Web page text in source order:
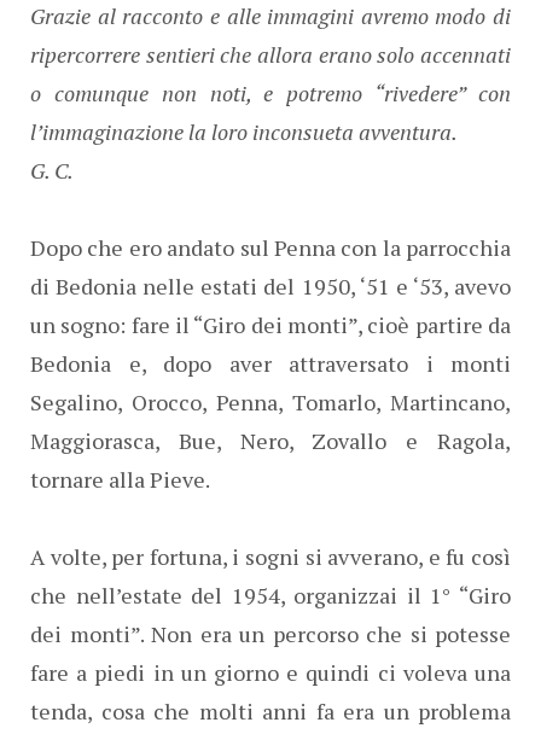
Grazie al racconto e alle immagini avremo modo di
ripercorrere sentieri che allora erano solo accennati
o comunque non noti, e potremo “rivedere” con
l’immaginazione la loro inconsueta avventura.
G. C.
Dopo che ero andato sul Penna con la parrocchia
di Bedonia nelle estati del 1950, ‘51 e ‘53, avevo
un sogno: fare il “Giro dei monti”, cioè partire da
Bedonia e, dopo aver attraversato i monti
Segalino, Orocco, Penna, Tomarlo, Martincano,
Maggiorasca, Bue, Nero, Zovallo e Ragola,
tornare alla Pieve.
A volte, per fortuna, i sogni si avverano, e fu così
che nell’estate del 1954, organizzai il 1° “Giro
dei monti”. Non era un percorso che si potesse
fare a piedi in un giorno e quindi ci voleva una
tenda, cosa che molti anni fa era un problema